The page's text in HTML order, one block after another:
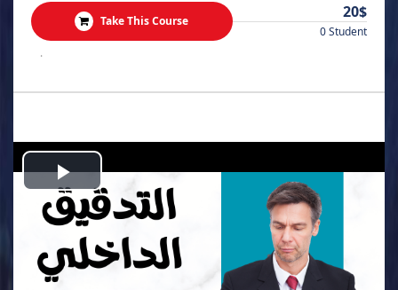
Take This Course 20$
0 Student
.
Play
Video